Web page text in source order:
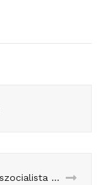
6. Jelöltek a jelöltségre – a szocialista előválasztásról